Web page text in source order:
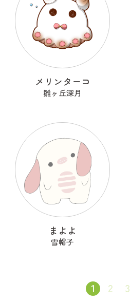
メリンターコ
雛ヶ丘深月
まよよ
雪帽子
1 2 3